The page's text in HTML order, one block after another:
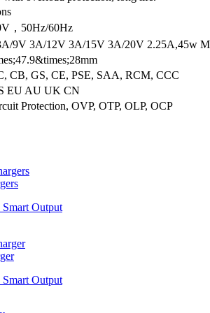
，50Hz/60Hz
9V 3A/12V 3A/15V 3A/20V 2.25A,45w
CB, GS, CE, PSE, SAA, RCM, CCC
EU AU UK CN
Protection, OVP, OTP, OLP, OCP
Output
Output